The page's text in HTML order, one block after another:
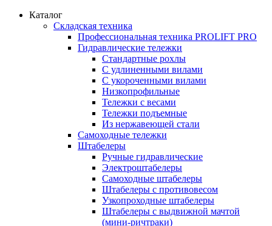
Каталог
Складская техника
Профессиональная техника PROLIFT PRO
Гидравлические тележки
Стандартные рохлы
С удлиненными вилами
С укороченными вилами
Низкопрофильные
Тележки с весами
Тележки подъемные
Из нержавеющей стали
Самоходные тележки
Штабелеры
Ручные гидравлические
Электроштабелеры
Самоходные штабелеры
Штабелеры с противовесом
Узкопроходные штабелеры
Штабелеры с выдвижной мачтой
(мини-ричтраки)